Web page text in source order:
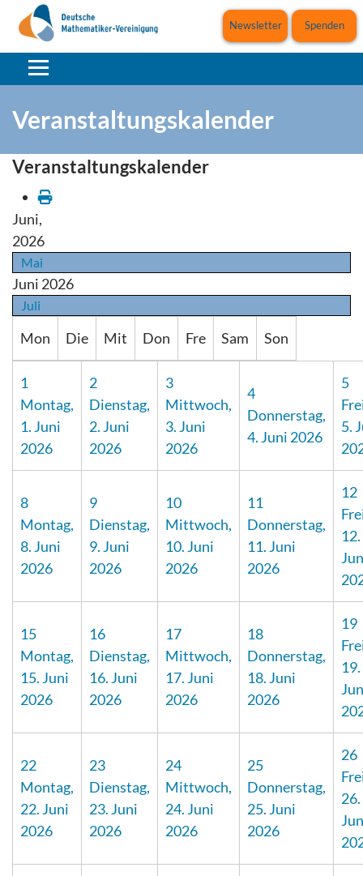
Spenden
Newsletter
Veranstaltungskalender
Veranstaltungskalender
Juni,
2026
Mai
Juni 2026
Juli
Mon Die Mit Don Fre Sam Son
1
Montag,
1. Juni
2026
2
Dienstag,
2. Juni
2026
3
Mittwoch,
3. Juni
2026
4
Donnerstag,
4. Juni 2026
5
5.
8
Montag,
8. Juni
2026
9
Dienstag,
9. Juni
2026
10
Mittwoch,
10. Juni
2026
11
Donnerstag,
11. Juni
2026
12
12.
15
Montag,
15. Juni
2026
16
Dienstag,
16. Juni
2026
17
Mittwoch,
17. Juni
2026
18
Donnerstag,
18. Juni
2026
19
19.
22
Montag,
22. Juni
2026
23
Dienstag,
23. Juni
2026
24
Mittwoch,
24. Juni
2026
25
Donnerstag,
25. Juni
2026
26
26.